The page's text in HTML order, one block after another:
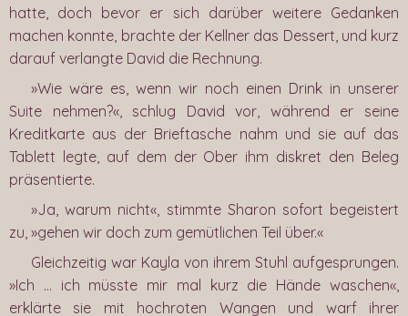
hatte, doch bevor er sich darüber weitere Gedanken
machen konnte, brachte der Kellner das Dessert, und kurz
darauf verlangte David die Rechnung.
»Wie wäre es, wenn wir noch einen Drink in unserer
Suite nehmen?«, schlug David vor, während er seine
Kreditkarte aus der Brieftasche nahm und sie auf das
Tablett legte, auf dem der Ober ihm diskret den Beleg
präsentierte.
»Ja, warum nicht«, stimmte Sharon sofort begeistert
zu, »gehen wir doch zum gemütlichen Teil über.«
Gleichzeitig war Kayla von ihrem Stuhl aufgesprungen.
»Ich … ich müsste mir mal kurz die Hände waschen«,
erklärte sie mit hochroten Wangen und warf ihrer